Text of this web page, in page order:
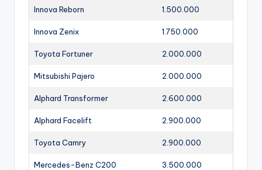
Innova Reborn 1.500.000
Innova Zenix 1.750.000
Toyota Fortuner 2.000.000
Mitsubishi Pajero 2.000.000
Alphard Transformer 2.600.000
Alphard Facelift 2.900.000
Toyota Camry 2.900.000
Mercedes-Benz C200 3.500.000